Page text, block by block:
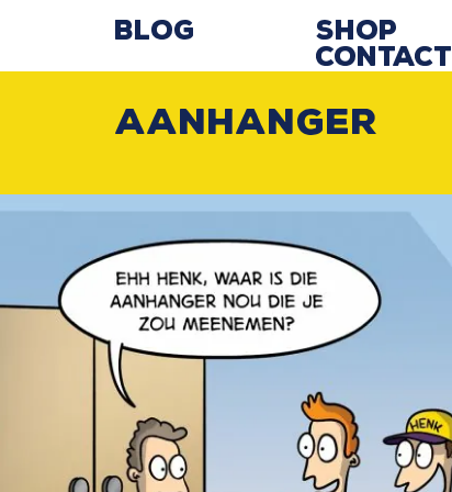
Blog Shop
Contact
Aanhanger